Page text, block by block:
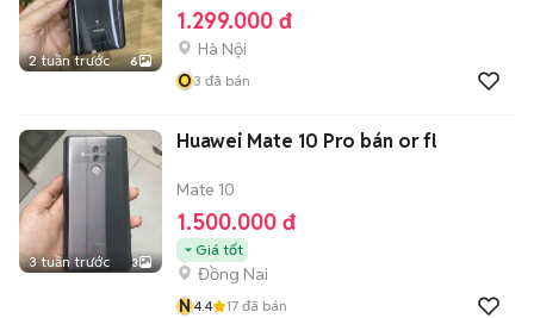
2 tuần trước 6
1.299.000 đ
Hà Nội
O3 đã bán
3 tuần trước 3
Huawei Mate 10 Pro bán or fl
Mate 10
1.500.000 đ
Giá tốt
Đồng Nai
N4.4 17 đã bán